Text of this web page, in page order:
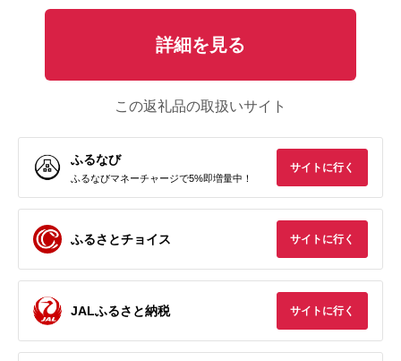
詳細を見る
この返礼品の取扱いサイト
ふるなび
ふるなびマネーチャージで5%即増量中！
サイトに行く
ふるさとチョイス サイトに行く
JALふるさと納税 サイトに行く